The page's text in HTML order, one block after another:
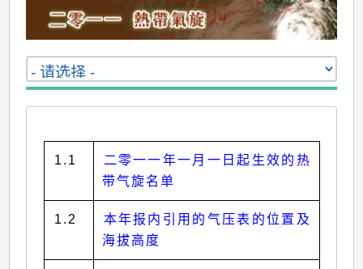
1.1
二零一一年一月一日起生效的热
带气旋名单
1.2
本年报内引用的气压表的位置及
海拔高度